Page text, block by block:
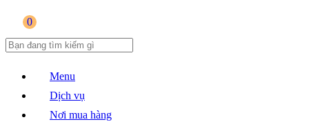
0
Menu
Dịch vụ
Nơi mua hàng